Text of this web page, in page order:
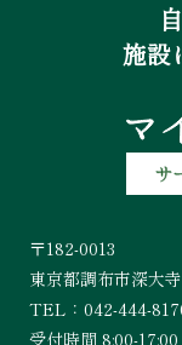
施設
〒182-0013
東京都調布市深大
TEL：042-444-
受付時間 8:00-17:00